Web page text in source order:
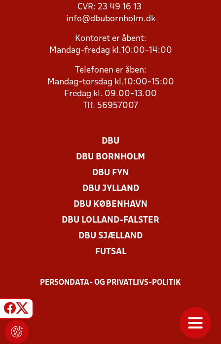
CVR: 23 49 16 13
info@dbubornholm.dk
Kontoret er åbent:
Mandag-fredag kl.10:00-14:00
Telefonen er åben:
Mandag-torsdag kl.10:00-15:00
Fredag kl. 09.00-13.00
Tlf. 56957007
DBU
DBU BORNHOLM
DBU FYN
DBU JYLLAND
DBU KØBENHAVN
DBU LOLLAND-FALSTER
DBU SJÆLLAND
FUTSAL
PERSONDATA- OG PRIVATLIVS-POLITIK